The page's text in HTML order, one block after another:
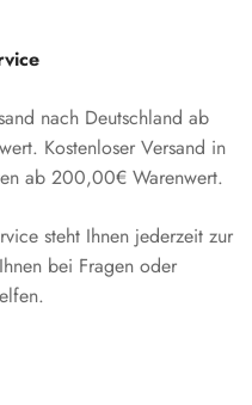
nach Deutschland ab
Kostenloser Versand in
ab 200,00€ Warenwert.
steht Ihnen jederzeit zur
bei Fragen oder